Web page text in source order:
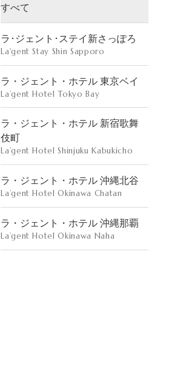
すべて
ラ･ジェント･ステイ新さっぽろ
La'gent Stay Shin Sapporo
ラ・ジェント・ホテル 東京ベイ
La’gent Hotel Tokyo Bay
ラ・ジェント・ホテル 新宿歌舞
伎町
La’gent Hotel Shinjuku Kabukicho
ラ・ジェント・ホテル 沖縄北谷
La’gent Hotel Okinawa Chatan
ラ・ジェント・ホテル 沖縄那覇
La’gent Hotel Okinawa Naha